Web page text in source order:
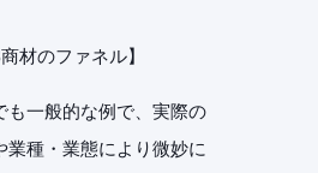
材のファネル】
も一般的な例で、実際の
業種・業態により微妙に